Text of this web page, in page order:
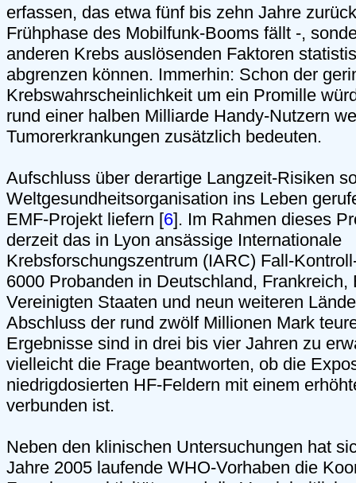
erfassen, das etwa fünf bis zehn Jahre
Frühphase des Mobilfunk-Booms fällt -,
anderen Krebs auslösenden Faktoren
abgrenzen können. Immerhin: Schon der
Krebswahrscheinlichkeit um ein Promille
rund einer halben Milliarde Handy-Nutzern
Tumorerkrankungen zusätzlich bedeuten.
Aufschluss über derartige Langzeit-Risiken
Weltgesundheitsorganisation ins Leben
EMF-Projekt liefern [6]. Im Rahmen dieses
derzeit das in Lyon ansässige Internationale
Krebsforschungszentrum (IARC) Fall-
6000 Probanden in Deutschland, Frankreich,
Vereinigten Staaten und neun weiteren
Abschluss der rund zwölf Millionen Mark
Ergebnisse sind in drei bis vier Jahren zu
vielleicht die Frage beantworten, ob die
niedrigdosierten HF-Feldern mit einem
verbunden ist.
Neben den klinischen Untersuchungen hat
Jahre 2005 laufende WHO-Vorhaben die